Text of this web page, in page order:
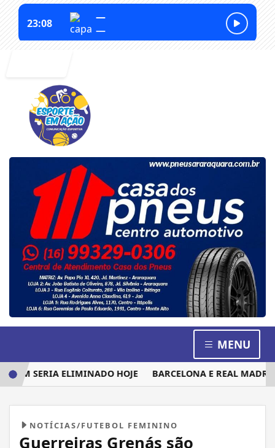
MENU
SERIA ELIMINADO HOJE BARCELONA E REAL MADRID
NOTÍCIAS/FUTEBOL FEMININO
Guerreiras Grenás são